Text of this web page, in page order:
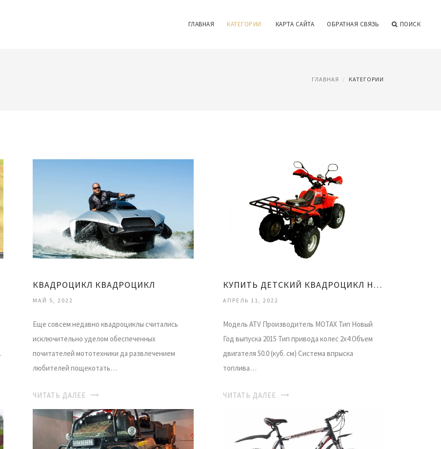
ГЛАВНАЯ КАТЕГОРИИ КАРТА САЙТА ОБРАТНАЯ СВЯЗЬ ПОИСК
ГЛАВНАЯ КАТЕГОРИИ
.
КВАДРОЦИКЛ КВАДРОЦИКЛ
МАЙ 5, 2022
Еще совсем недавно квадроциклы считались
исключительно уделом обеспеченных
почитателей мототехники да развлечением
любителей пощекотать…
ЧИТАТЬ ДАЛЕЕ
КУПИТЬ ДЕТСКИЙ КВАДРОЦИКЛ НА БЕНЗИНЕ
АПРЕЛЬ 11, 2022
Модель ATV Производитель MOTAX Тип Новый
Год выпуска 2015 Тип привода колес 2х4 Объем
двигателя 50.0 (куб. см) Система впрыска
топлива…
ЧИТАТЬ ДАЛЕЕ